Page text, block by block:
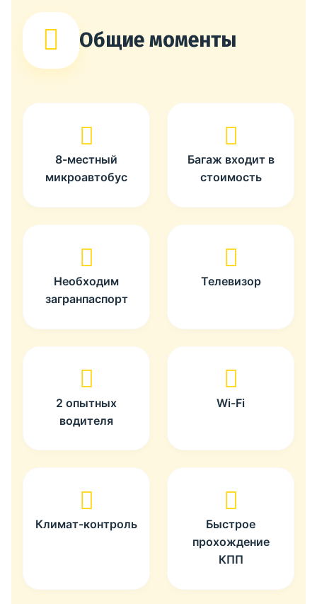
Общие моменты
8-местный
микроавтобус
Багаж входит в
стоимость
Необходим
загранпаспорт
Телевизор
2 опытных
водителя
Wi-Fi
Климат-контроль
Быстрое
прохождение
КПП